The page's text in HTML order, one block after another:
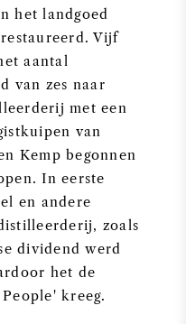
het landgoed
Vijf
aantal
van zes naar
met een
van
Kemp begonnen
In eerste
en andere
zoals
dividend werd
het de
kreeg.